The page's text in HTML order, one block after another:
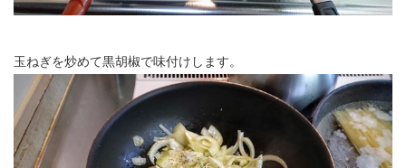
玉ねぎを炒めて黒胡椒で味付けします。